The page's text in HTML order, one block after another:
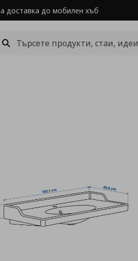
доставка до мобилен хъб